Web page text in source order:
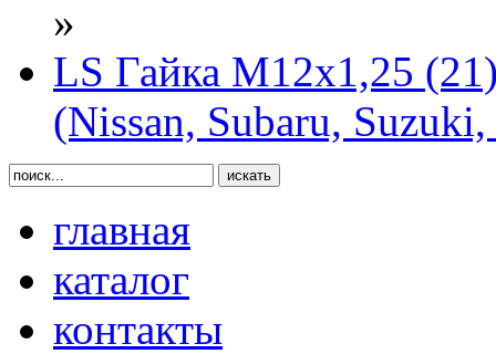
»
LS Гайка М12х1,25
(Nissan, Subaru,
главная
каталог
контакты